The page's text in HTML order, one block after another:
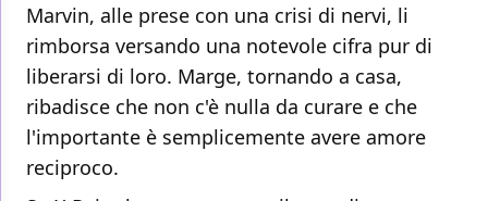
Marvin, alle prese con una crisi di nervi, li
rimborsa versando una notevole cifra pur di
liberarsi di loro. Marge, tornando a casa,
ribadisce che non c'è nulla da curare e che
l'importante è semplicemente avere amore
reciproco.